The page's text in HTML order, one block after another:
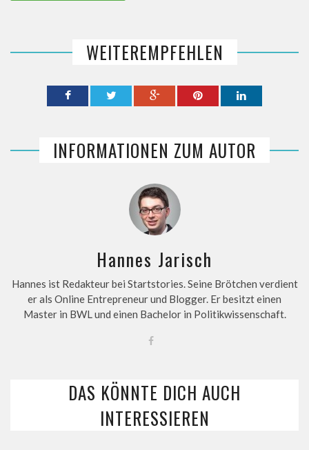
WEITEREMPFEHLEN
INFORMATIONEN ZUM AUTOR
Hannes Jarisch
Hannes ist Redakteur bei Startstories. Seine Brötchen verdient
er als Online Entrepreneur und Blogger. Er besitzt einen
Master in BWL und einen Bachelor in Politikwissenschaft.
DAS KÖNNTE DICH AUCH
INTERESSIEREN